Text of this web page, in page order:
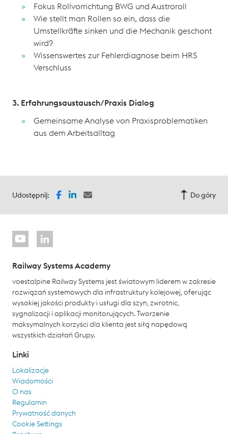
Fokus Rollvorrichtung BWG und Austroroll
Wie stellt man Rollen so ein, dass die
Umstellkräfte sinken und die Mechanik geschont
wird?
Wissenswertes zur Fehlerdiagnose beim HRS
Verschluss
3. Erfahrungsaustausch/Praxis Dialog
Gemeinsame Analyse von Praxisproblematiken
aus dem Arbeitsalltag
Udostępnij: Do góry
Railway Systems Academy
voestalpine Railway Systems jest światowym liderem w zakresie
rozwiązań systemowych dla infrastruktury kolejowej, oferując
wysokiej jakości produkty i usługi dla szyn, zwrotnic,
sygnalizacji i aplikacji monitorujących. Tworzenie
maksymalnych korzyści dla klienta jest siłą napędową
wszystkich działań Grupy.
Linki
Lokalizacje
Wiadomości
O nas
Regulamin
Prywatność danych
Cookie Settings